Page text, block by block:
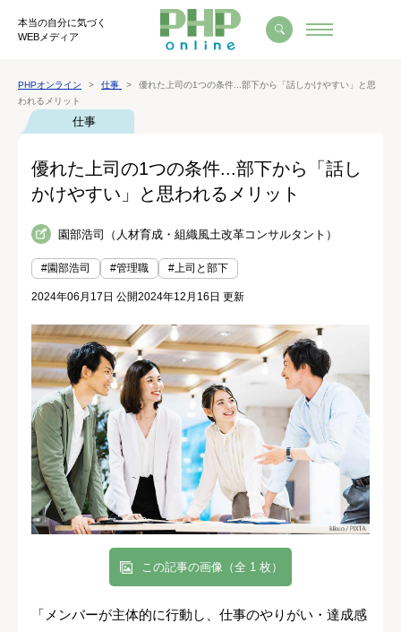
本当の自分に気づく
WEBメディア
PHPオンライン 仕事
優れた上司の1つの条件...部下から「話しかけやすい」と思
われるメリット
仕事
優れた上司の1つの条件...部下から「話し
かけやすい」と思われるメリット
園部浩司（人材育成・組織風土改革コンサルタント）
#園部浩司 #管理職 #上司と部下
2024年06月17日 公開2024年12月16日 更新
この記事の画像（全 1 枚）
「メンバーが主体的に行動し、仕事のやりがい・達成感